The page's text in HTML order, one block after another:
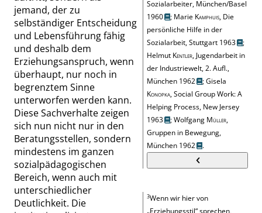
Sozialarbeiter, München/Basel
1960
; Marie Kamphuis, Die
persönliche Hilfe in der
Sozialarbeit, Stuttgart 1963
;
Helmut Kentler, Jugendarbeit in
der Industriewelt, 2. Aufl.,
München 1962
;Gisela
Konopka, Social Group Work: A
Helping Process, New Jersey
1963
;Wolfgang Müller,
Gruppen in Bewegung,
München 1962
.
3Wenn wir hier von
„Erziehungsstil“sprechen,
jemand, der zu
selbständiger Entscheidung
und Lebensführung fähig
und deshalb dem
Erziehungsanspruch, wenn
überhaupt, nur noch in
begrenztem Sinne
unterworfen werden kann.
Diese Sachverhalte zeigen
sich nun nicht nur in den
Beratungsstellen, sondern
mindestens im ganzen
sozialpädagogischen
Bereich, wenn auch mit
unterschiedlicher
Deutlichkeit. Die